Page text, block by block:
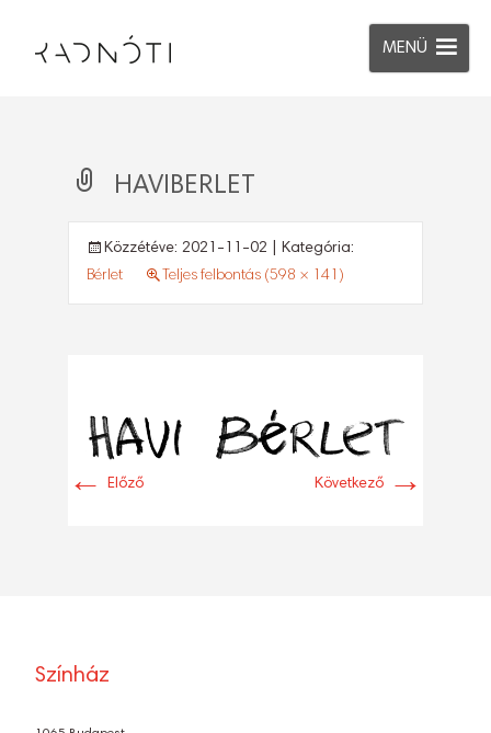
MENÜ
HAVIBERLET
Közzétéve: 2021-11-02 | Kategória:
Bérlet
Teljes felbontás (598 × 141)
← Előző Következő →
Színház